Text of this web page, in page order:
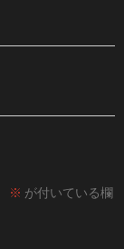
※ が付いている欄